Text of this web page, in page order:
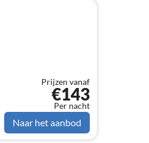
Prijzen vanaf
€143
Per nacht
Naar het aanbod